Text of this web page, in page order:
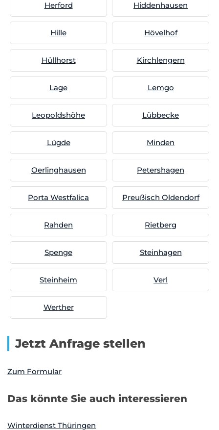
Herford Hiddenhausen
Hille Hövelhof
Hüllhorst Kirchlengern
Lage Lemgo
Leopoldshöhe Lübbecke
Lügde Minden
Oerlinghausen Petershagen
Porta Westfalica Preußisch Oldendorf
Rahden Rietberg
Spenge Steinhagen
Steinheim Verl
Werther
Jetzt Anfrage stellen
Zum Formular
Das könnte Sie auch interessieren
Winterdienst Thüringen